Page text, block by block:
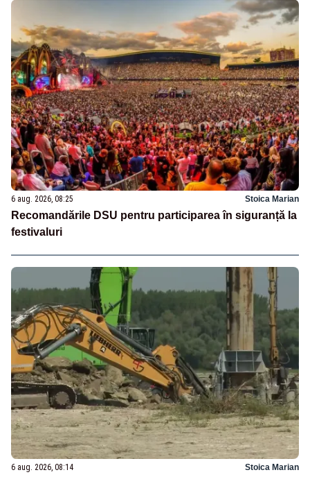
6 aug. 2026, 08:25 Stoica Marian
Recomandările DSU pentru participarea în siguranță la
festivaluri
6 aug. 2026, 08:14 Stoica Marian